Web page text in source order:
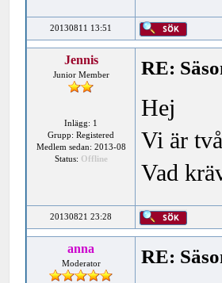
20130811 13:51
Jennis
Junior Member
Inlägg: 1
Grupp: Registered
Medlem sedan: 2013-08
Status: Offline
RE:
Hej
Vi är
Vad
20130821 23:28
anna
Moderator RE: